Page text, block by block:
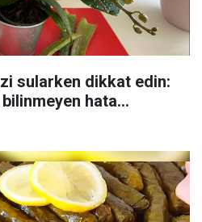
sularken dikkat edin:
hata...